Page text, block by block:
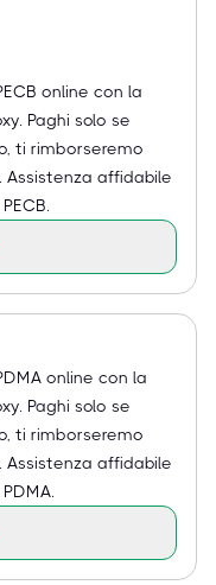
online con la
Paghi solo se
ti rimborseremo
affidabile
online con la
Paghi solo se
ti rimborseremo
affidabile